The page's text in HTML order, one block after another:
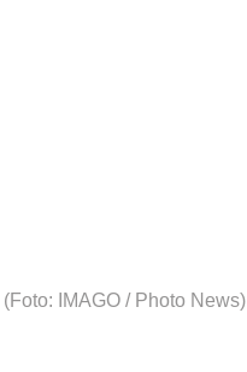
(Foto: IMAGO / Photo News)